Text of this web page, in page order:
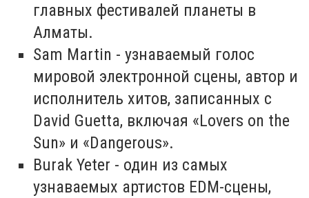
главных фестивалей планеты в
Алматы.
Sam Martin - узнаваемый голос
мировой электронной сцены, автор и
исполнитель хитов, записанных с
David Guetta, включая «Lovers on the
Sun» и «Dangerous».
Burak Yeter - один из самых
узнаваемых артистов EDM-сцены,